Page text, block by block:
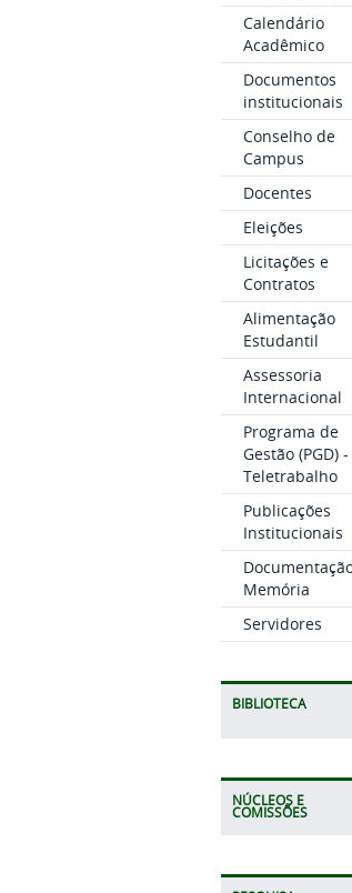
Calendário
Acadêmico
Documentos
institucionais
Conselho de
Campus
Docentes
Eleições
Licitações e
Contratos
Alimentação
Estudantil
Assessoria
Internacional
Programa de
Gestão (PGD) -
Teletrabalho
Publicações
Institucionais
Memória
Servidores
BIBLIOTECA
NÚCLEOS E
COMISSÕES